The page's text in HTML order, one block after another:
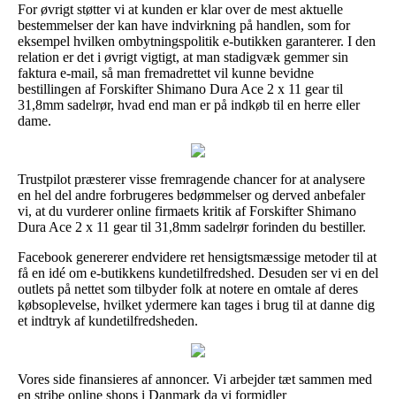
For øvrigt støtter vi at kunden er klar over de mest aktuelle
bestemmelser der kan have indvirkning på handlen, som for
eksempel hvilken ombytningspolitik e-butikken garanterer. I den
relation er det i øvrigt vigtigt, at man stadigvæk gemmer sin
faktura e-mail, så man fremadrettet vil kunne bevidne
bestillingen af Forskifter Shimano Dura Ace 2 x 11 gear til
31,8mm sadelrør, hvad end man er på indkøb til en herre eller
dame.
Trustpilot præsterer visse fremragende chancer for at analysere
en hel del andre forbrugeres bedømmelser og derved anbefaler
vi, at du vurderer online firmaets kritik af Forskifter Shimano
Dura Ace 2 x 11 gear til 31,8mm sadelrør forinden du bestiller.
Facebook genererer endvidere ret hensigtsmæssige metoder til at
få en idé om e-butikkens kundetilfredshed. Desuden ser vi en del
outlets på nettet som tilbyder folk at notere en omtale af deres
købsoplevelse, hvilket ydermere kan tages i brug til at danne dig
et indtryk af kundetilfredsheden.
Vores side finansieres af annoncer. Vi arbejder tæt sammen med
en stribe online shops i Danmark da vi formidler